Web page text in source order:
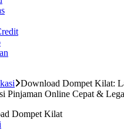
Download Dompet Kilat:
Pinjaman Online Cepat &
Dompet Kilat